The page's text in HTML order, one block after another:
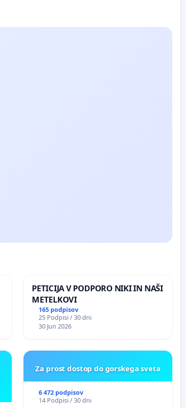
PETICIJA V PODPORO NIKI IN NAŠI
METELKOVI
165 podpisov
25 Podpisi / 30 dni
30 Jun 2026
Za prost dostop do gorskega sveta
6 472 podpisov
14 Podpisi / 30 dni